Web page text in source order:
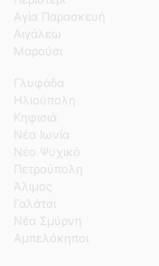
Αγία Παρασκευή
Αιγάλεω
Μαρούσι
Γλυφάδα
Ηλιούπολη
Κηφισιά
Νέα Ιωνία
Νέο Ψυχικό
Πετρούπολη
Άλιμος
Γαλάτσι
Νέα Σμύρνη
Αμπελόκηποι